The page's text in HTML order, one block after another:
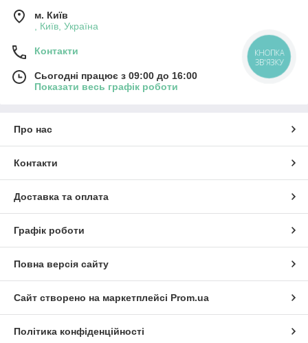
м. Київ
, Київ, Україна
Контакти
Сьогодні працює з 09:00 до 16:00
Показати весь графік роботи
Про нас
Контакти
Доставка та оплата
Графік роботи
Повна версія сайту
Сайт створено на маркетплейсі Prom.ua
Політика конфіденційності
КНОПКА
ЗВ'ЯЗКУ